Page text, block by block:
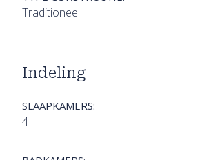
Traditioneel
Indeling
SLAAPKAMERS:
4